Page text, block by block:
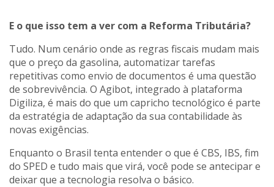
E o que isso tem a ver com a Reforma Tributária?
Tudo. Num cenário onde as regras fiscais mudam mais
que o preço da gasolina, automatizar tarefas
repetitivas como envio de documentos é uma questão
de sobrevivência. O Agibot, integrado à plataforma
Digiliza, é mais do que um capricho tecnológico é parte
da estratégia de adaptação da sua contabilidade às
novas exigências.
Enquanto o Brasil tenta entender o que é CBS, IBS, fim
do SPED e tudo mais que virá, você pode se antecipar e
deixar que a tecnologia resolva o básico.